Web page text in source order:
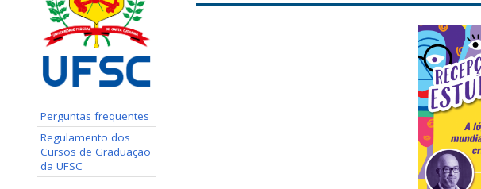
Perguntas frequentes
Regulamento dos
Cursos de Graduação
da UFSC